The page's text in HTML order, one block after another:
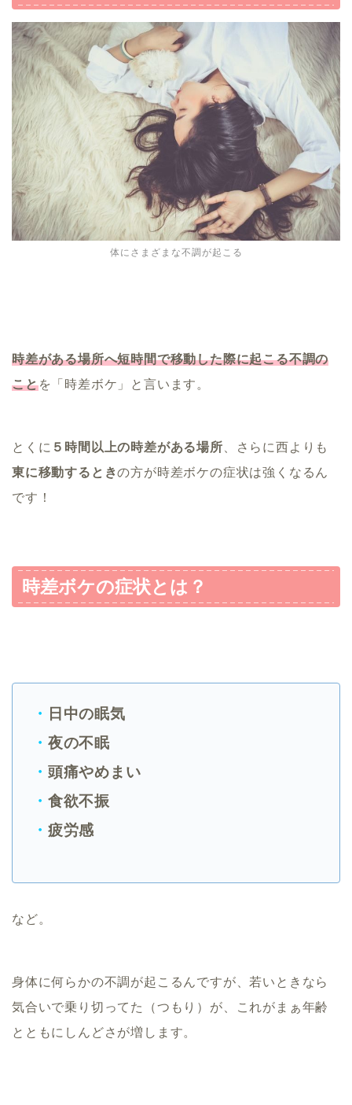
体にさまざまな不調が起こる
時差がある場所へ短時間で移動した際に起こる不調の
ことを「時差ボケ」と言います。
とくに ５時間以上の時差がある場所 、さらに西よりも
東に移動するときの方が時差ボケの症状は強くなるん
です！
時差ボケの症状とは？
・
日中の眠気
・ 夜の不眠
・ 頭痛やめまい
・ 食欲不振
・ 疲労感
など。
身体に何らかの不調が起こるんですが、若いときなら
気合いで乗り切ってた（つもり）が、これがまぁ年齢
とともにしんどさが増します。